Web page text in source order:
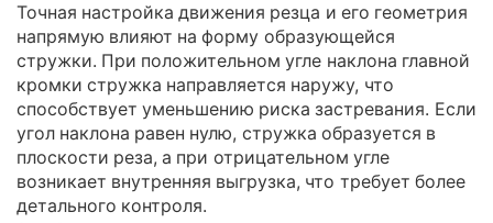
Точная настройка движения резца и его геометрия
напрямую влияют на форму образующейся
стружки. При положительном угле наклона главной
кромки стружка направляется наружу, что
способствует уменьшению риска застревания. Если
угол наклона равен нулю, стружка образуется в
плоскости реза, а при отрицательном угле
возникает внутренняя выгрузка, что требует более
детального контроля.